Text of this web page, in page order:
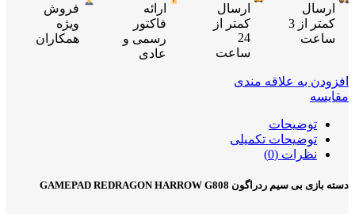
ارسال
کمتر از 3
ساعت
ارسال
کمتر از
24
ساعت
ارائه
فاکتور
رسمی و
عادی
فروش
ویژه
همکاران
افزودن به علاقه مندی
مقایسه
توضیحات
توضیحات تکمیلی
نظرات (0)
دسته بازی بی سیم ردراگون GAMEPAD REDRAGON HARROW G808